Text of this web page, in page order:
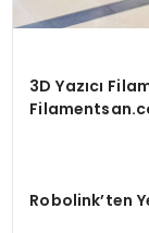
3D Yazıcı
Robolink’ten